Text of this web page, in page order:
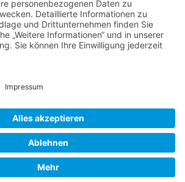
NACH OBEN
Verlagsgruppe Knapp - Richardi -
für Absatzwirtschaft
Datenschutz Impressum
Powered bynative:media.